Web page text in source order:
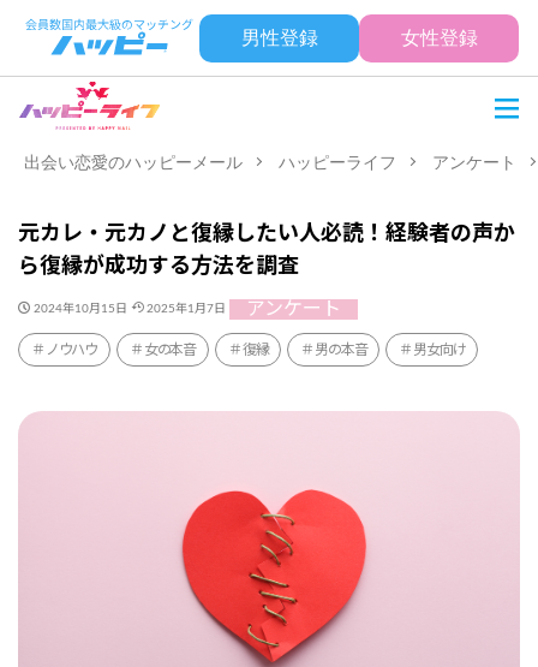
男性登録 女性登録
出会い恋愛のハッピーメール ハッピーライフ アンケート
元カレ・元カノと復縁したい人必読！経験者の声か
ら復縁が成功する方法を調査
2024年10月15日 2025年1月7日 アンケート
ノウハウ 女の本音 復縁 男の本音 男女向け